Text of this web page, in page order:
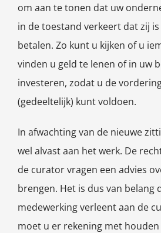
om aan te tonen dat uw
in de toestand verkeert dat zij
betalen. Zo kunt u kijken of u
vinden u geld te lenen of in uw
investeren, zodat u de
(gedeeltelijk) kunt voldoen.
In afwachting van de nieuwe
wel alvast aan het werk. De
de curator vragen een advies
brengen. Het is dus van belang
medewerking verleent aan de
moet u er rekening met